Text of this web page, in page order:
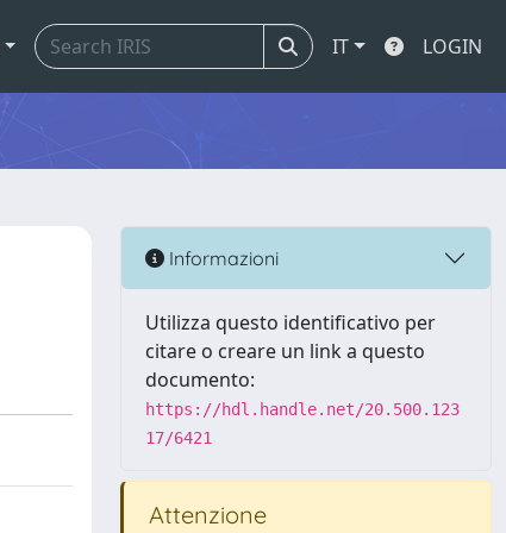
IT LOGIN
Informazioni
Utilizza questo identificativo per
citare o creare un link a questo
documento:
https://hdl.handle.net/20.500.123
17/6421
Attenzione